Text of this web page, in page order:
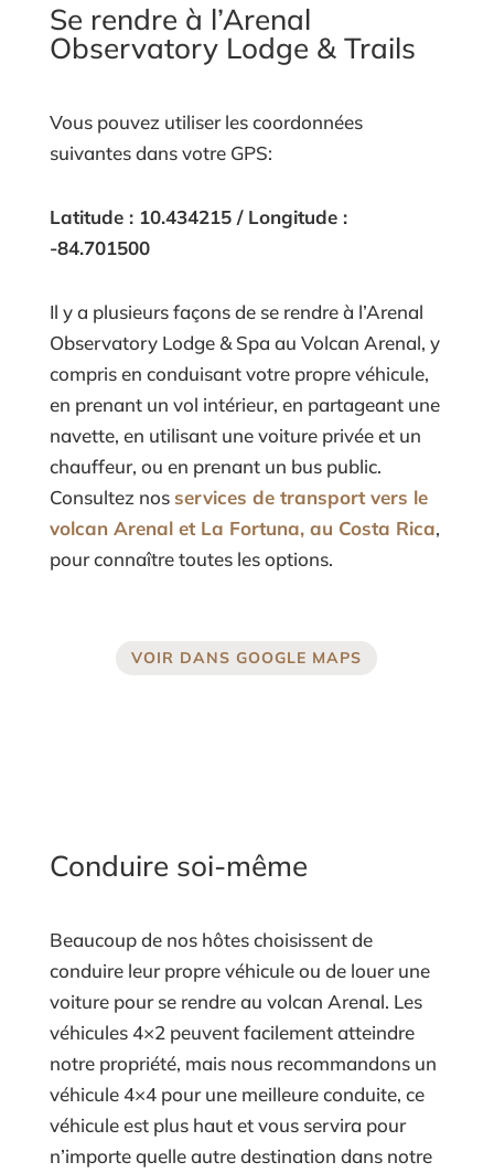
Se rendre à l’Arenal
Observatory Lodge & Trails
Vous pouvez utiliser les coordonnées
suivantes dans votre GPS:
Latitude : 10.434215 / Longitude :
-84.701500
Il y a plusieurs façons de se rendre à l’Arenal
Observatory Lodge & Spa au Volcan Arenal, y
compris en conduisant votre propre véhicule,
en prenant un vol intérieur, en partageant une
navette, en utilisant une voiture privée et un
chauffeur, ou en prenant un bus public.
Consultez nos services de transport vers le
volcan Arenal et La Fortuna, au Costa Rica,
pour connaître toutes les options.
VOIR DANS GOOGLE MAPS
Conduire soi-même
Beaucoup de nos hôtes choisissent de
conduire leur propre véhicule ou de louer une
voiture pour se rendre au volcan Arenal. Les
véhicules 4×2 peuvent facilement atteindre
notre propriété, mais nous recommandons un
véhicule 4×4 pour une meilleure conduite, ce
véhicule est plus haut et vous servira pour
n’importe quelle autre destination dans notre